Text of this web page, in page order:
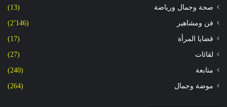
صحة وجمال ورياضة (13)
فن ومشاهير (2٬146)
قضايا المرأة (17)
لقائات (27)
متابعة (240)
موضة وجمال (264)